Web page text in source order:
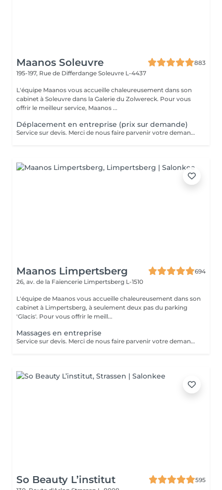
Maanos Soleuvre
883
195-197, Rue de Differdange Soleuvre L-4437
L'équipe Maanos vous accueille chaleureusement dans son
cabinet à Soleuvre dans la Galerie du Zolwereck. Pour vous
offrir le meilleur service, Maanos ...
Déplacement en entreprise (prix sur demande)
Service sur devis. Merci de nous faire parvenir votre demande à contact@maanos.com.
Maanos Limpertsberg
694
26, av. de la Faïencerie Limpertsberg L-1510
L'équipe de Maanos vous accueille chaleureusement dans son
cabinet à Limpertsberg, à seulement deux pas du parking
'Glacis'. Pour vous offrir le meill...
Massages en entreprise
Service sur devis. Merci de nous faire parvenir votre demande à contact@maanos.com.
So Beauty L’institut
595